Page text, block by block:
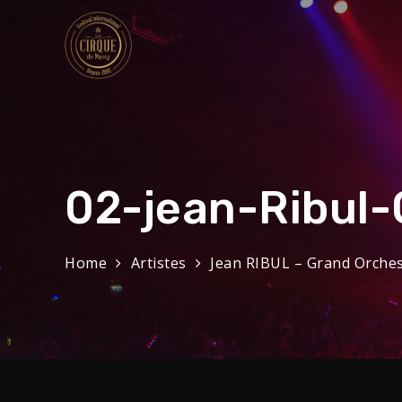
Festival
32eme Festival du 29 Janvier au 1
02-jean-
Home Artistes Jean RIBUL – Grand